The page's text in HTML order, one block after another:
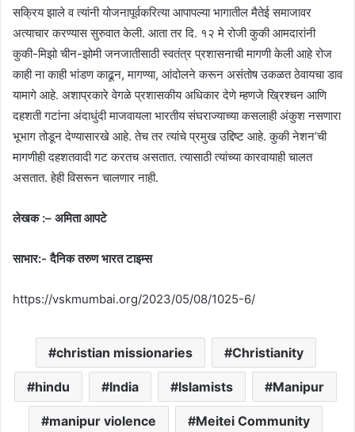
सक्रिय झाले व त्यांनी योजनापूर्वकरित्या आपापल्या भागातील मैतेई समाजावर
अत्याचार करण्यास सुरुवात केली. आता तर दि. १२ मे रोजी कुकी आमदारांनी
कुकी-मिझो चीन-झोमी जनजातीसाठी स्वतंत्र प्रशासनाची मागणी केली आहे रोज
काही ना काही भांडण काढून, मागण्या, आंदोलने करून असंतोष उकळत ठेवायचा डाव
यामागे आहे. अशाप्रकारे वेगळे प्रशासकीय अधिकार देणे म्हणजे ख्रिश्चन आणि
दहशती गटांना अंदाधुंदी माजवायला भारतीय संघराज्याच्या कसलाही अंकुश नसणारा
भूभाग तोडून देण्यासारखे आहे. तेच तर त्यांचे प्रमुख उद्दिष्ट आहे. कुकी नेशन’ची
मागणीही दहशतवादी गट करतच असतात. त्यासाठी त्यांच्या कारवायाही चालत
असतात. हेही विसरून चालणार नाही.
लेखक :– अमिता आपटे
साभार:- दैनिक तरुण भारत टाइम्स
https://vskmumbai.org/2023/05/08/1025-6/
christian missionaries Christianity
hindu India Islamists Manipur
manipur violence Meitei Community